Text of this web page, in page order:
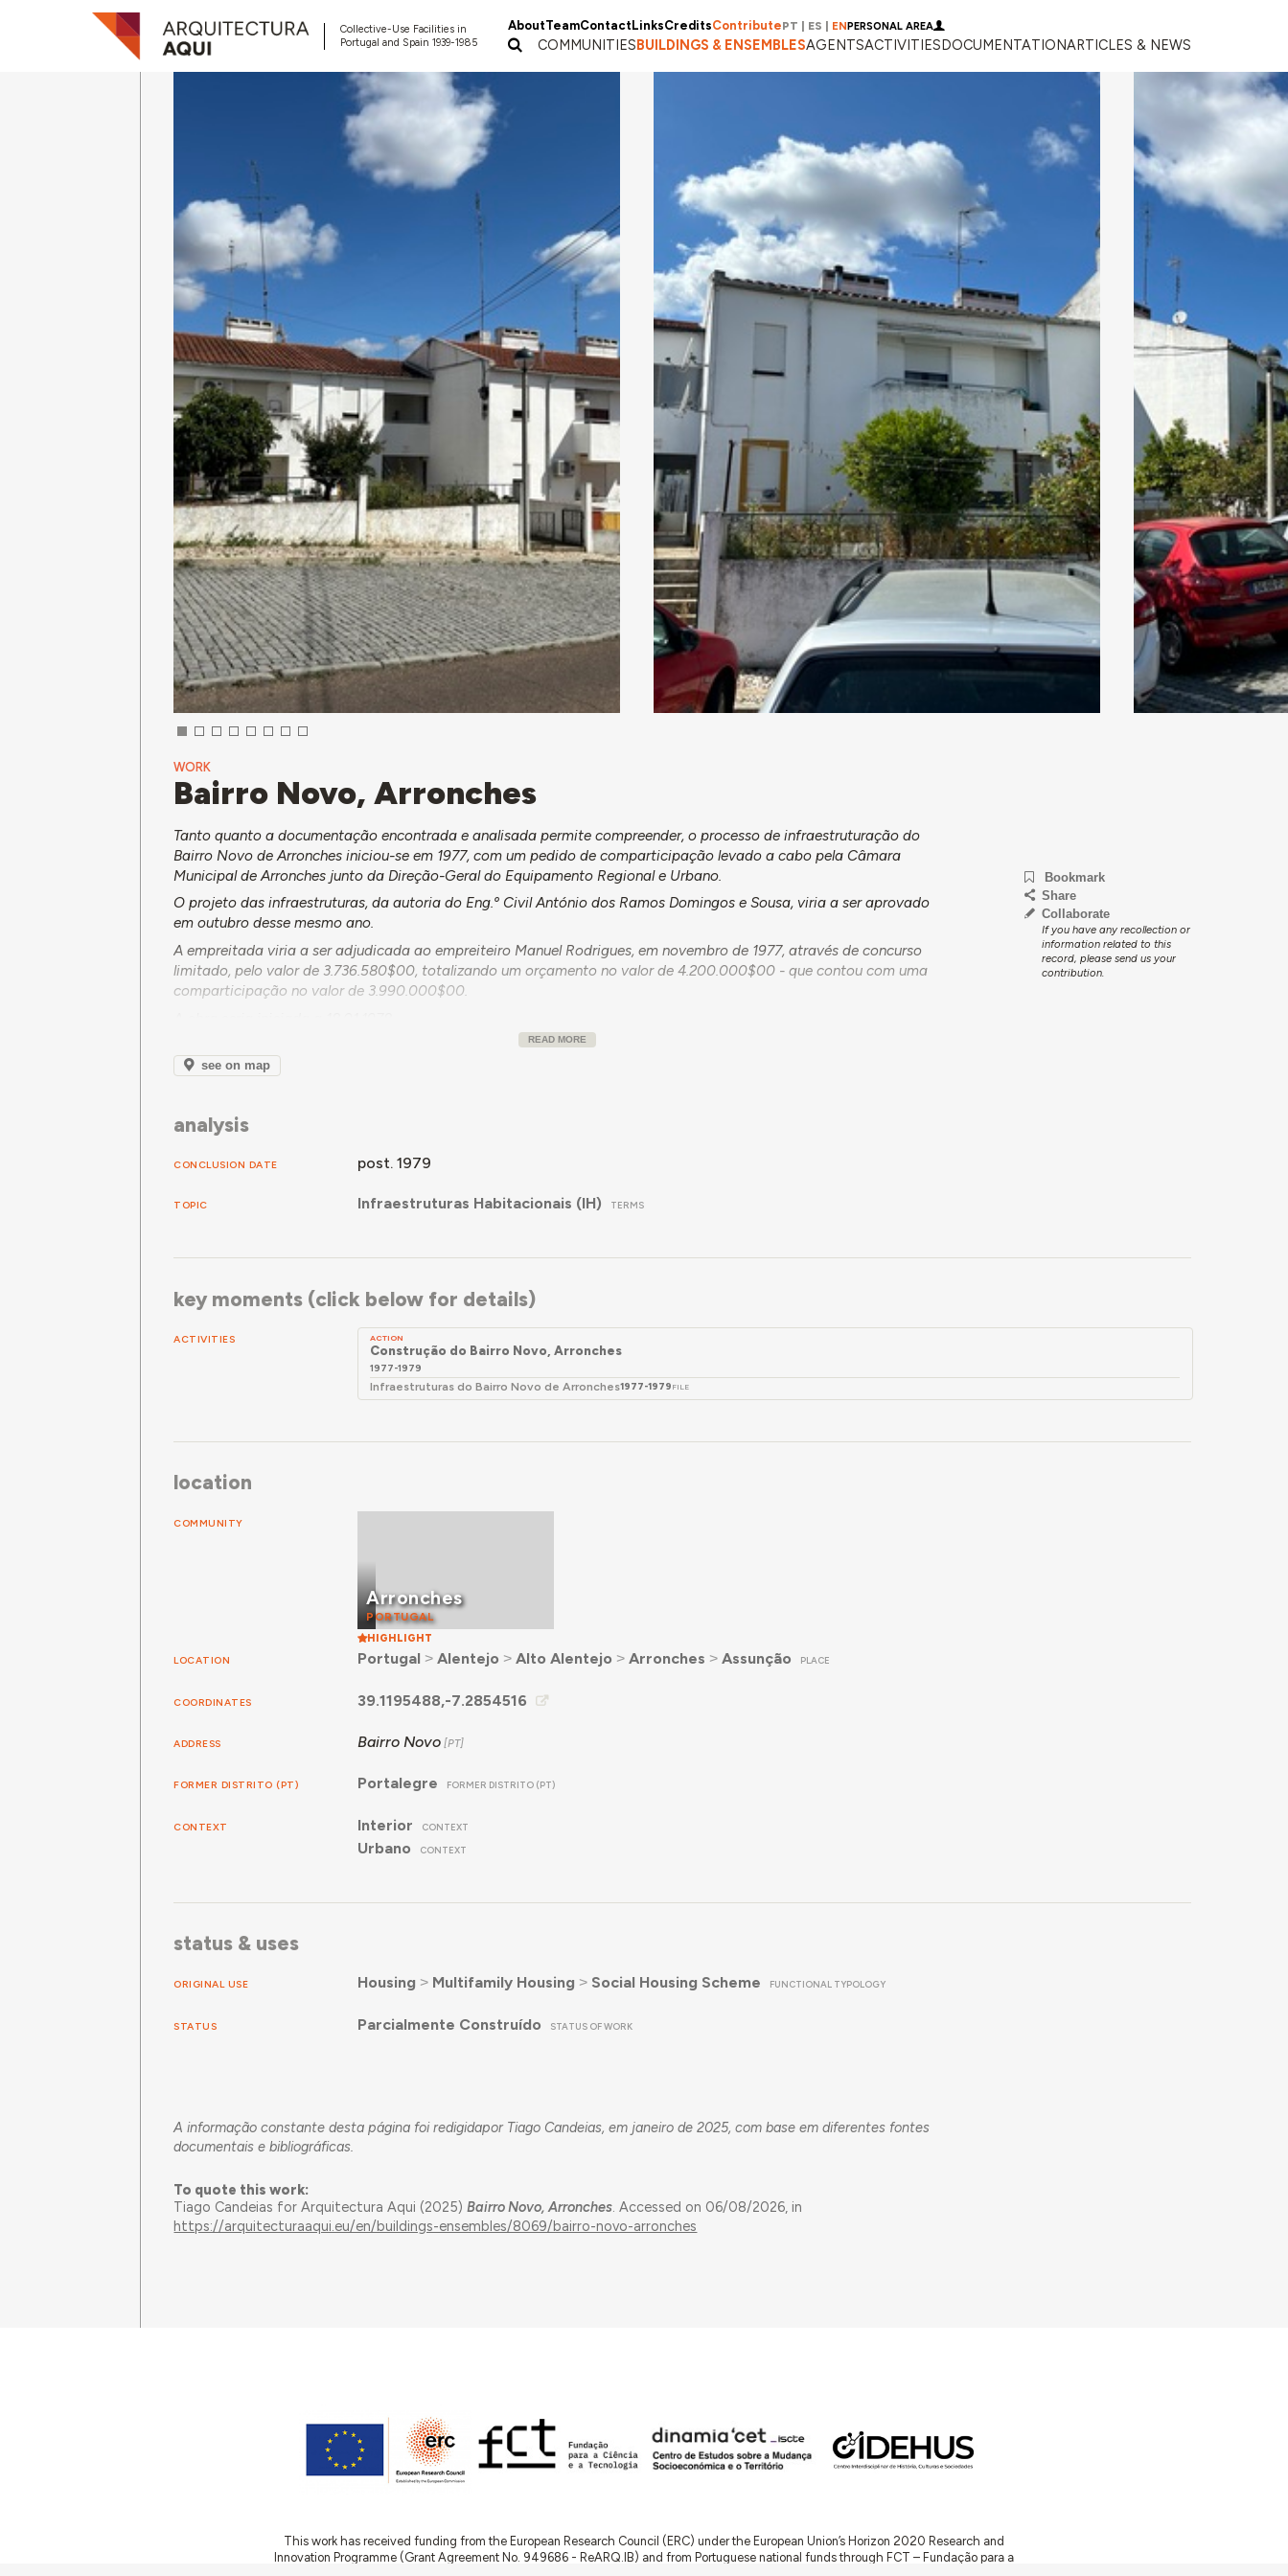
Collective-Use Facilities in
Portugal and Spain 1939-1985
AboutTeamContactLinksCreditsContributePT ES ENPERSONAL AREA
COMMUNITIESBUILDINGS & ENSEMBLESAGENTSACTIVITIESDOCUMENTATIONARTICLES & NEWS
WORK
Bairro Novo, Arronches
Tanto quanto a documentação encontrada e analisada permite compreender, o processo de infraestruturação do
Bairro Novo de Arronches iniciou-se em 1977, com um pedido de comparticipação levado a cabo pela Câmara
Municipal de Arronches junto da Direção-Geral do Equipamento Regional e Urbano.
O projeto das infraestruturas, da autoria do Eng.º Civil António dos Ramos Domingos e Sousa, viria a ser aprovado
em outubro desse mesmo ano.
A empreitada viria a ser adjudicada ao empreiteiro Manuel Rodrigues, em novembro de 1977, através de concurso
limitado, pelo valor de 3.736.580$00, totalizando um orçamento no valor de 4.200.000$00 - que contou com uma
comparticipação no valor de 3.990.000$00.
Em fevereiro de 1978 seria solicitada a aprovação e comparticipação do projeto de eletrificação do bairro, com um
orçamento total de 739.500$00. Este projeto seria aprovado apenas em março de 1979.
READ MORE
see on map
Bookmark
Share
Collaborate
If you have any recollection or
information related to this
record, please send us your
contribution.
analysis
CONCLUSION DATE post. 1979
TOPIC Infraestruturas Habitacionais (IH) TERMS
key moments (click below for details)
ACTIVITIES ACTION
Construção do Bairro Novo, Arronches
1977-1979
Infraestruturas do Bairro Novo de Arronches1977-1979 FILE
location
COMMUNITY
Arronches
PORTUGAL
HIGHLIGHT
LOCATION Portugal ˃ Alentejo ˃ Alto Alentejo ˃ Arronches ˃ Assunção PLACE
COORDINATES 39.1195488,-7.2854516
ADDRESS Bairro Novo
FORMER DISTRITO (PT) Portalegre FORMER DISTRITO (PT)
CONTEXT Interior CONTEXT
Urbano CONTEXT
status & uses
ORIGINAL USE Housing ˃ Multifamily Housing ˃ Social Housing Scheme FUNCTIONAL TYPOLOGY
STATUS Parcialmente Construído STATUS OF WORK
A informação constante desta página foi redigidapor Tiago Candeias, em janeiro de 2025, com base em diferentes fontes
documentais e bibliográficas.
To quote this work:
Tiago Candeias for Arquitectura Aqui (2025)Bairro Novo, Arronches. Accessed on 06/08/2026, in
https://arquitecturaaqui.eu/en/buildings-ensembles/8069/bairro-novo-arronches
This work has received funding from the European Research Council (ERC) under the European Union’s Horizon 2020 Research and
Innovation Programme (Grant Agreement No. 949686 - ReARQ.IB) and from Portuguese national funds through FCT – Fundação para a